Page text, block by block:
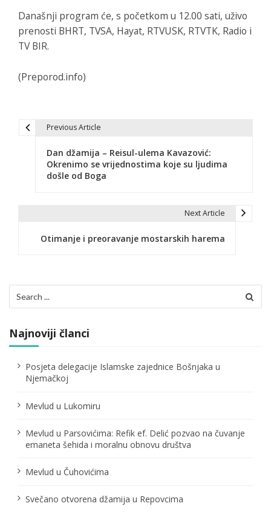
Današnji program će, s početkom u 12.00 sati, uživo
prenosti BHRT, TVSA, Hayat, RTVUSK, RTVTK, Radio i
TV BIR.
(Preporod.info)
i
j
a
a
a
k
Previous Article
Dan džamija – Reisul-ulema Kavazović:
Okrenimo se vrijednostima koje su ljudima
došle od Boga
Next Article
Otimanje i preoravanje mostarskih harema
for:
Najnoviji članci
Posjeta delegacije Islamske zajednice Bošnjaka u
Njemačkoj
Mevlud u Lukomiru
Mevlud u Parsovićima: Refik ef. Delić pozvao na čuvanje
emaneta šehida i moralnu obnovu društva
Mevlud u Čuhovićima
Svečano otvorena džamija u Repovcima